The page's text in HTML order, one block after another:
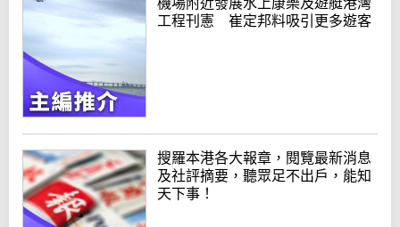
工程刊憲 崔定邦料吸引更多遊客
搜羅本港各大報章，閱覽最新消息
及社評摘要，聽眾足不出戶，能知
天下事！